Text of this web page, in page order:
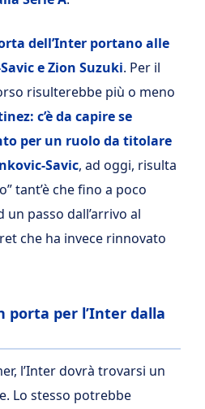
dell’Inter portano alle
e Zion Suzuki. Per il
risulterebbe più o meno
c’è da capire se
per un ruolo da titolare
Savic, ad oggi, risulta
tant’è che fino a poco
passo dall’arrivo al
che ha invece rinnovato
porta per l’Inter dalla
l’Inter dovrà trovarsi un
Lo stesso potrebbe